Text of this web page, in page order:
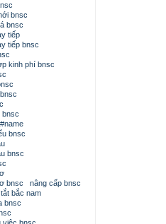
bnsc
bnsc
tiếp
tiếp bnsc
kinh phí bnsc
bnsc
bnsc
bnsc
bnsc
nâng cấp bnsc
bắc nam
bnsc